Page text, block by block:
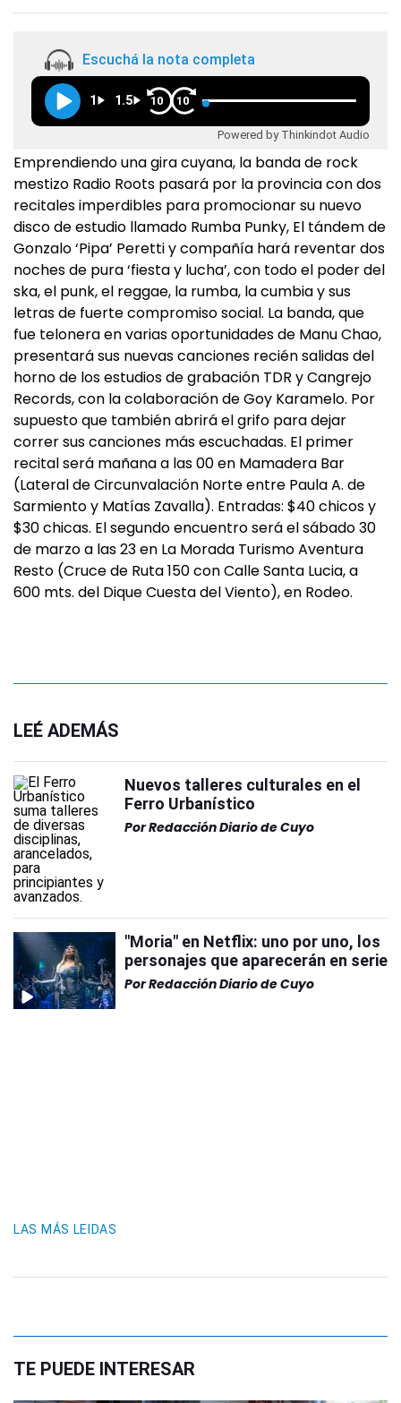
Escuchá la nota completa
1 1.5 10 10
Powered by Thinkindot Audio
Emprendiendo una gira cuyana, la banda de rock
mestizo Radio Roots pasará por la provincia con dos
recitales imperdibles para promocionar su nuevo
disco de estudio llamado Rumba Punky, El tándem de
Gonzalo ‘Pipa’ Peretti y compañía hará reventar dos
noches de pura ‘fiesta y lucha’, con todo el poder del
ska, el punk, el reggae, la rumba, la cumbia y sus
letras de fuerte compromiso social. La banda, que
fue telonera en varias oportunidades de Manu Chao,
presentará sus nuevas canciones recién salidas del
horno de los estudios de grabación TDR y Cangrejo
Records, con la colaboración de Goy Karamelo. Por
supuesto que también abrirá el grifo para dejar
correr sus canciones más escuchadas. El primer
recital será mañana a las 00 en Mamadera Bar
(Lateral de Circunvalación Norte entre Paula A. de
Sarmiento y Matías Zavalla). Entradas: $40 chicos y
$30 chicas. El segundo encuentro será el sábado 30
de marzo a las 23 en La Morada Turismo Aventura
Resto (Cruce de Ruta 150 con Calle Santa Lucia, a
600 mts. del Dique Cuesta del Viento), en Rodeo.
LEÉ ADEMÁS
Nuevos talleres culturales en el
Ferro Urbanístico
PorRedacción Diario de Cuyo
"Moria" en Netflix: uno por uno, los
personajes que aparecerán en serie
PorRedacción Diario de Cuyo
LAS MÁS LEIDAS
TE PUEDE INTERESAR